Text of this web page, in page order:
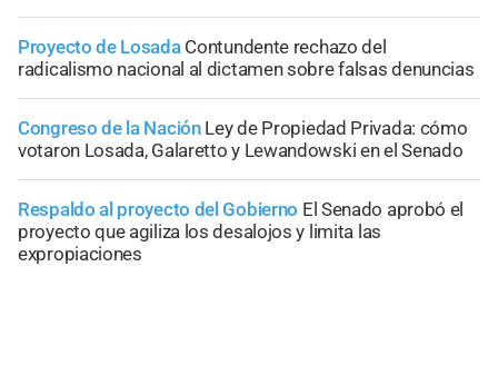
Proyecto de Losada Contundente rechazo del
radicalismo nacional al dictamen sobre falsas denuncias
Congreso de la Nación Ley de Propiedad Privada: cómo
votaron Losada, Galaretto y Lewandowski en el Senado
Respaldo al proyecto del Gobierno El Senado aprobó el
proyecto que agiliza los desalojos y limita las
expropiaciones